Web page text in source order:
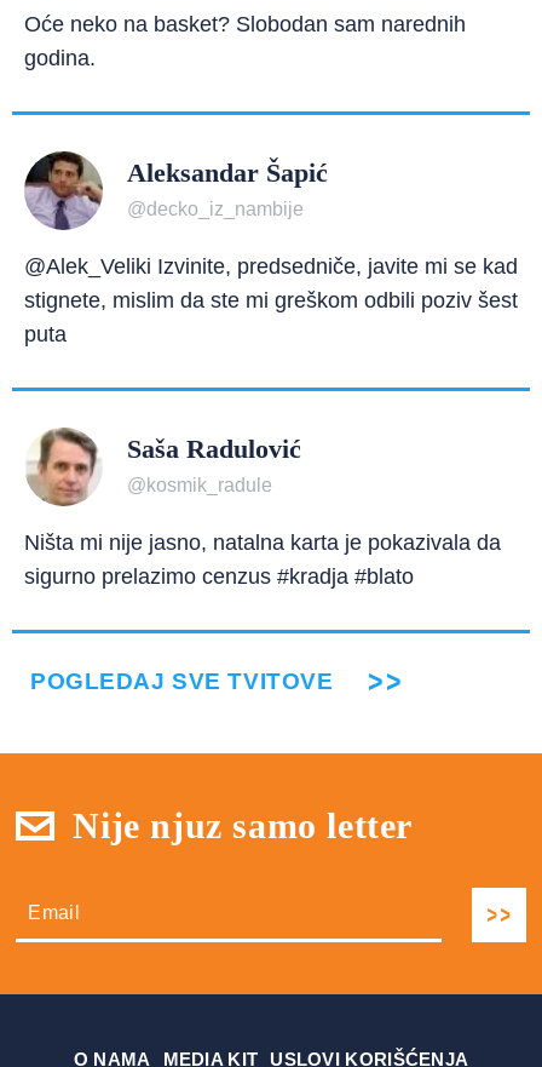
Oće neko na basket? Slobodan sam narednih
godina.
Aleksandar Šapić
@decko_iz_nambije
@Alek_Veliki Izvinite, predsedniče, javite mi se kad
stignete, mislim da ste mi greškom odbili poziv šest
puta
Saša Radulović
@kosmik_radule
Ništa mi nije jasno, natalna karta je pokazivala da
sigurno prelazimo cenzus #kradja #blato
POGLEDAJ SVE TVITOVE
Nije njuz samo letter
О NAMA MEDIA KIT USLOVI KORIŠĆENJA